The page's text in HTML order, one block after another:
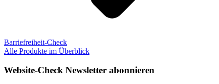
Barriefreiheit-Check
Alle Produkte im Überblick
Website-Check Newsletter abonnieren